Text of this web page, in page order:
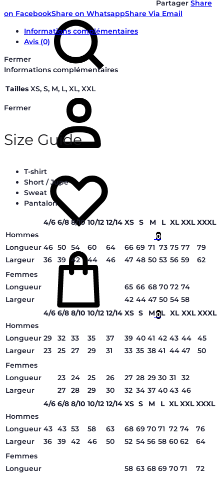
Chercher
0
Panier
0
Partager Share
on FacebookShare on WhatsappShare Via Email
Informations complémentaires
Avis (0)
Fermer
Informations complémentaires
Tailles XS, S, M, L, XL, XXL
Fermer
Size Guide
T-shirt
Short / Jupe
Sweat
Pantalon
4/6 6/8 8/10 10/12 12/14 XS S M L XL XXL XXXL
Hommes
Longueur 46 50 54 60 64 66 69 71 73 75 77
79
Largeur
36 39 42 44 46 47 48 50 53 56 59
62
Femmes
Longueur
65 66 68 70 72 74
Largeur
42 44 47 50 54 58
4/6 6/8 8/10 10/12 12/14 XS S M L XL XXL XXXL
Hommes
Longueur 29 32 33 35 37 39 40 41 42 43 44
45
Largeur
23 25 27 29 31 33 35 38 41 44 47
50
Femmes
Longueur
23 24 25 26 27 28 29 30 31
32
Largeur
27 28 29 30 32 34 37 40 43 46
4/6 6/8 8/10 10/12 12/14 XS S M L XL XXL XXXL
Hommes
Longueur 43 43 53 58 63 68 69 70 71 72 74
76
Largeur
36 39 42 46 50 52 54 56 58 60 62
64
Femmes
Longueur
58 63 68 69 70 71
72